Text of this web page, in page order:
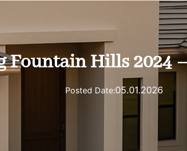
Fountain Hills 2024
Posted Date:05.01.2026